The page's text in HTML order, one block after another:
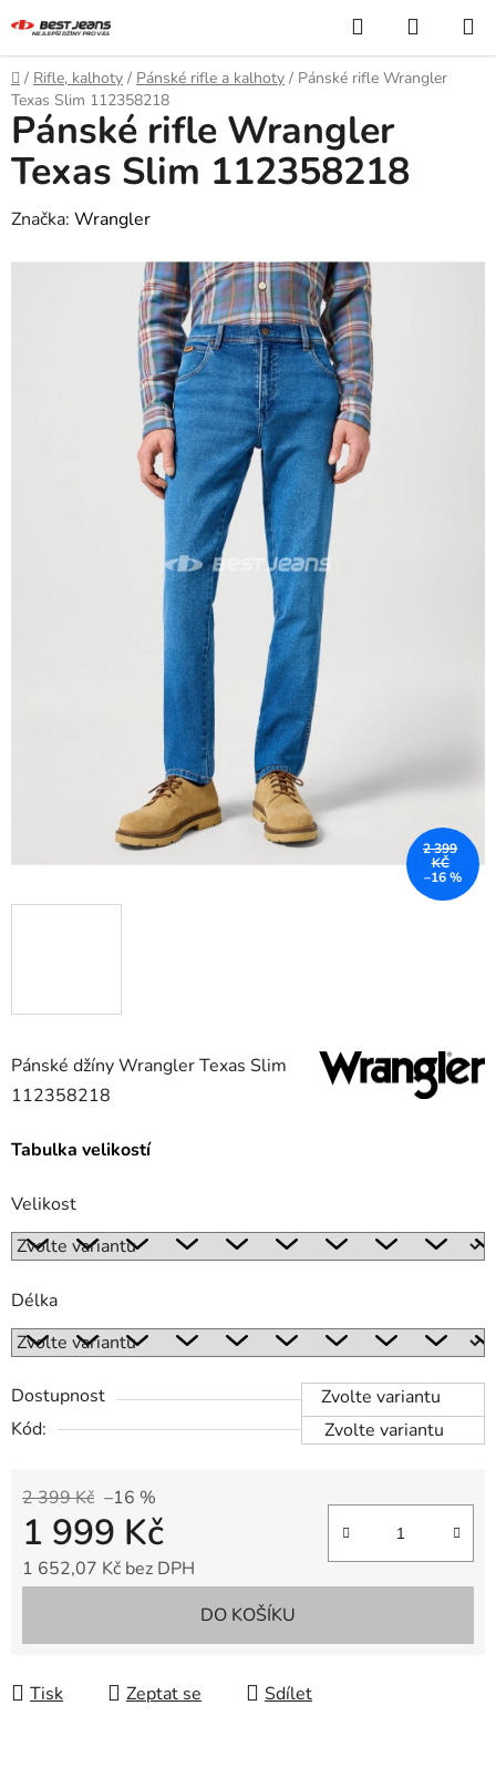
na
obsah
Hledat
KOŠÍK
Domů
/ Rifle, kalhoty / Pánské rifle a kalhoty / Pánské rifle Wrangler
Texas Slim 112358218
Pánské džíny Wrangler Texas Slim
112358218
Tabulka velikostí
Velikost
Délka
Dostupnost
Zvolte variantu
Kód:
Zvolte variantu
2 399 Kč –16 %
1 999 Kč
1 652,07 Kč bez DPH
DO KOŠÍKU
Tisk Zeptat se Sdílet
Pánské rifle Wrangler
Texas Slim 112358218
Značka: Wrangler
2 399
KČ
–16 %